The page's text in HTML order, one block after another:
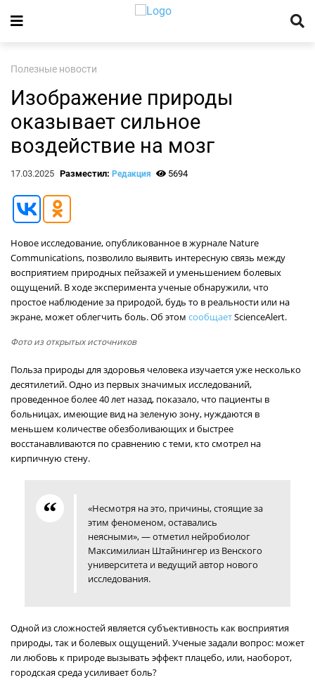
Полезные новости
Изображение природы
оказывает сильное
воздействие на мозг
17.03.2025 Разместил: Редакция 5694
Новое исследование, опубликованное в журнале Nature
Communications, позволило выявить интересную связь между
восприятием природных пейзажей и уменьшением болевых
ощущений. В ходе эксперимента ученые обнаружили, что
простое наблюдение за природой, будь то в реальности или на
экране, может облегчить боль. Об этом сообщаетScienceAlert.
Фото из открытых источников
Польза природы для здоровья человека изучается уже несколько
десятилетий. Одно из первых значимых исследований,
проведенное более 40 лет назад, показало, что пациенты в
больницах, имеющие вид на зеленую зону, нуждаются в
меньшем количестве обезболивающих и быстрее
восстанавливаются по сравнению с теми, кто смотрел на
кирпичную стену.
«Несмотря на это, причины, стоящие за
этим феноменом, оставались
неясными», — отметил нейробиолог
Максимилиан Штайнингер из Венского
университета и ведущий автор нового
исследования.
Одной из сложностей является субъективность как восприятия
природы, так и болевых ощущений. Ученые задали вопрос: может
ли любовь к природе вызывать эффект плацебо, или, наоборот,
городская среда усиливает боль?